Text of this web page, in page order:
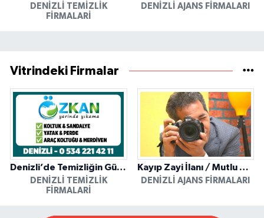
DENIZLI TEMIZLIK
FIRMALARI
DENIZLI AJANS FIRMALARI
Vitrindeki Firmalar
Denizli’de Temizliğin Güvenilir Adresi: Özkan Yerinde Yıkama
DENIZLI TEMIZLIK
FIRMALARI
Kayıp Zayi İlanı / Mutlu Ajans / Denizli
DENIZLI AJANS FIRMALARI